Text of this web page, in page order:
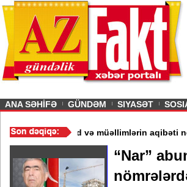
ANA SƏHİFƏ GÜNDƏM SIYASƏT
məktəb bağlandı - Şagird və müəllimlərin
“Nar”